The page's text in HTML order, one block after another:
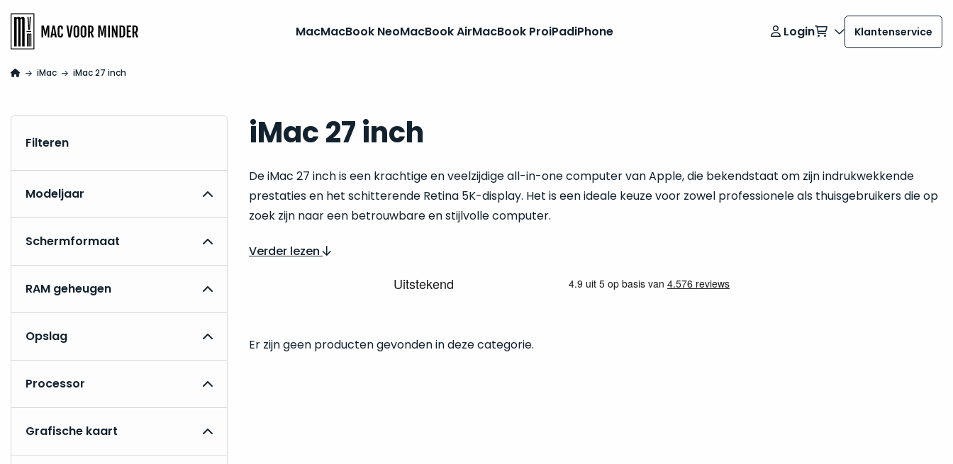
MacMacBook NeoMacBook AirMacBook ProiPadiPhone Login Klantenservice
iMac iMac 27 inch
Filteren
Modeljaar
Schermformaat
RAM geheugen
Opslag
Processor
Grafische kaart
iMac 27 inch
De iMac 27 inch is een krachtige en veelzijdige all-in-one computer van Apple, die bekendstaat om zijn indrukwekkende
prestaties en het schitterende Retina 5K-display. Het is een ideale keuze voor zowel professionele als thuisgebruikers die op
zoek zijn naar een betrouwbare en stijlvolle computer.
Verder lezen
Er zijn geen producten gevonden in deze categorie.